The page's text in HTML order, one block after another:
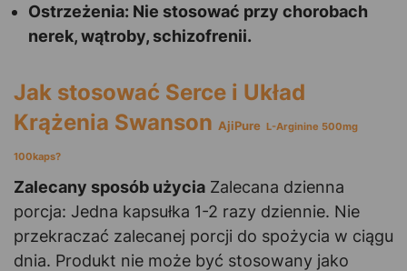
Ostrzeżenia: Nie stosować przy chorobach
nerek, wątroby, schizofrenii.
Jak stosować Serce i Układ
Krążenia Swanson AjiPure L-Arginine 500mg
100kaps?
Zalecany sposób użycia Zalecana dzienna
porcja: Jedna kapsułka 1-2 razy dziennie. Nie
przekraczać zalecanej porcji do spożycia w ciągu
dnia. Produkt nie może być stosowany jako